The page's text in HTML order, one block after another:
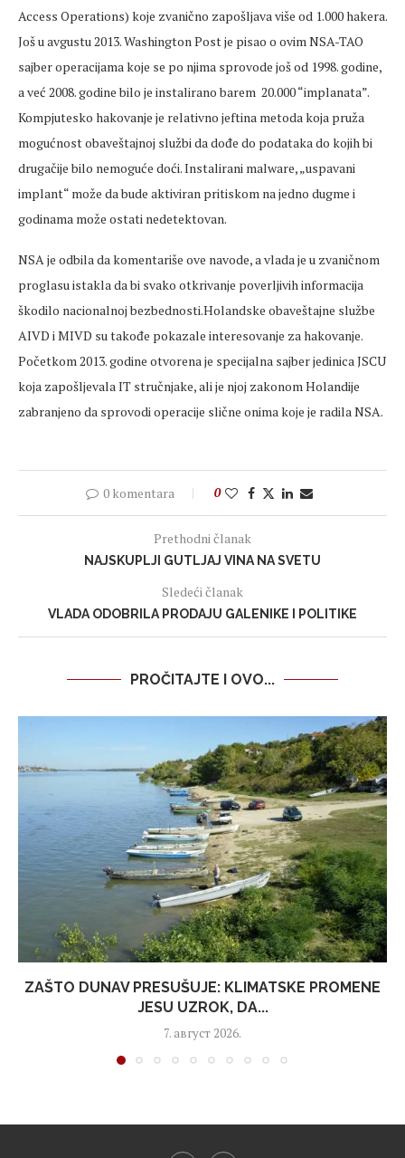
Access Operations) koje zvanično zapošljava više od 1.000 hakera.
Još u avgustu 2013. Washington Post je pisao o ovim NSA-TAO
sajber operacijama koje se po njima sprovode još od 1998. godine,
a već 2008. godine bilo je instalirano barem 20.000 “implanata”.
Kompjutesko hakovanje je relativno jeftina metoda koja pruža
mogućnost obaveštajnoj službi da dođe do podataka do kojih bi
drugačije bilo nemoguće doći. Instalirani malware, „uspavani
implant“ može da bude aktiviran pritiskom na jedno dugme i
godinama može ostati nedetektovan.
NSA je odbila da komentariše ove navode, a vlada je u zvaničnom
proglasu istakla da bi svako otkrivanje poverljivih informacija
škodilo nacionalnoj bezbednosti.Holandske obaveštajne službe
AIVD i MIVD su takođe pokazale interesovanje za hakovanje.
Početkom 2013. godine otvorena je specijalna sajber jedinica JSCU
koja zapošljevala IT stručnjake, ali je njoj zakonom Holandije
zabranjeno da sprovodi operacije slične onima koje je radila NSA.
0 komentara 0
Prethodni članak
NAJSKUPLJI GUTLJAJ VINA NA SVETU
Sledeći članak
VLADA ODOBRILA PRODAJU GALENIKE I POLITIKE
PROČITAJTE I OVO...
ZAŠTO DUNAV PRESUŠUJE: KLIMATSKE PROMENE
JESU UZROK, DA...
7. август 2026.